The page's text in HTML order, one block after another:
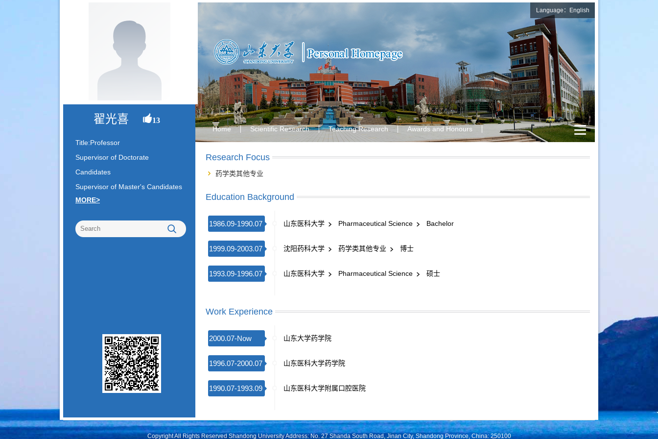
翟光喜 13
Title:Professor
Supervisor of Doctorate
Candidates
Supervisor of Master's Candidates
MORE>
Language：English
Home Scientific Research Teaching Research Awards and Honours
Research Focus
药学类其他专业
Education Background
1986.09-1990.07 山东医科大学 Pharmaceutical Science Bachelor
1999.09-2003.07 沈阳药科大学 药学类其他专业 博士
1993.09-1996.07 山东医科大学 Pharmaceutical Science 硕士
Work Experience
2000.07-Now 山东大学药学院
1996.07-2000.07 山东医科大学药学院
1990.07-1993.09 山东医科大学附属口腔医院
Copyright All Rights Reserved Shandong University Address: No. 27 Shanda South Road, Jinan City, Shandong Province, China: 250100